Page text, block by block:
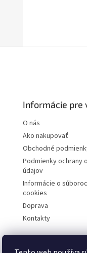
Informácie pre
O nás
Ako nakupovať
Obchodné
Podmienky ochrany
údajov
Informácie o
cookies
Doprava
Kontakty